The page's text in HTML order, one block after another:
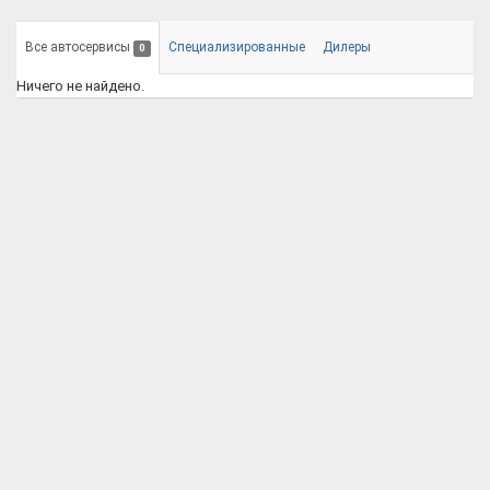
Все автосервисы 0 Специализированные Дилеры
Ничего не найдено.